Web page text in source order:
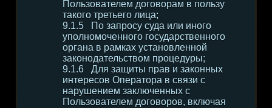
Пользователем договорам в пользу
такого третьего лица;
По запросу суда или иного
уполномоченного государственного
органа в рамках установленной
законодательством процедуры;
Для защиты прав и законных
интересов Оператора в связи с
нарушением заключенных с
Пользователем договоров, включая